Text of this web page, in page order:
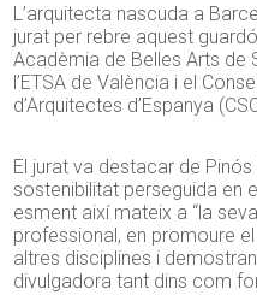
L’arquitecta nascuda a
jurat per rebre aquest
Acadèmia de Belles Arts de
l’ETSA de València i el
d’Arquitectes d’Espanya
El jurat va destacar de
sostenibilitat perseguida en
esment així mateix a “la
professional, en promoure
altres disciplines i
divulgadora tant dins com